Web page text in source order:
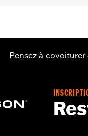
Pensez à